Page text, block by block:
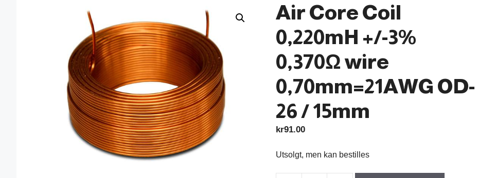
Air Core Coil
0,220mH +/-3%
0,370Ω wire
0,70mm=21AWG OD-
26 / 15mm
kr91.00
Utsolgt, men kan bestilles